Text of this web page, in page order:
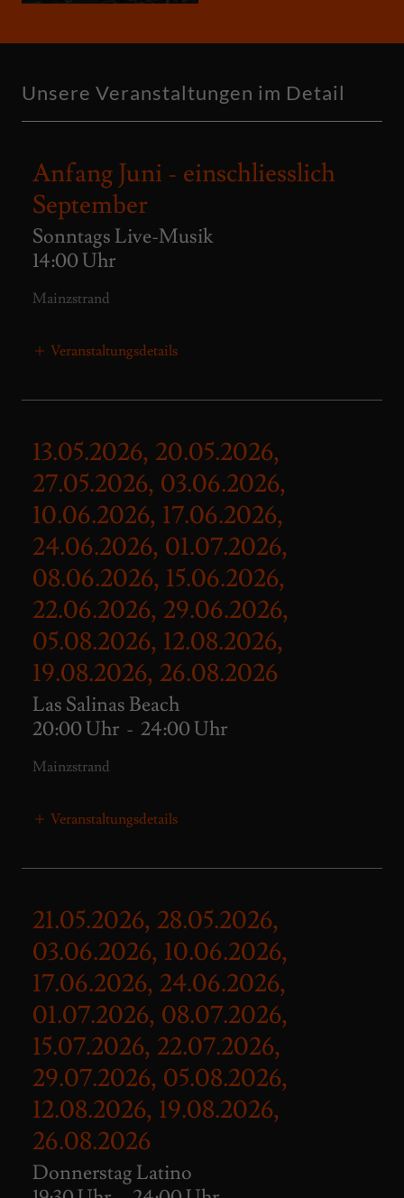
Unsere Veranstaltungen im Detail
Anfang Juni - einschliesslich
September
Sonntags Live-Musik
14:00 Uhr
Mainzstrand
Veranstaltungsdetails
13.05.2026, 20.05.2026,
27.05.2026, 03.06.2026,
10.06.2026, 17.06.2026,
24.06.2026, 01.07.2026,
08.06.2026, 15.06.2026,
22.06.2026, 29.06.2026,
05.08.2026, 12.08.2026,
19.08.2026, 26.08.2026
Las Salinas Beach
20:00 Uhr - 24:00 Uhr
Mainzstrand
Veranstaltungsdetails
21.05.2026, 28.05.2026,
03.06.2026, 10.06.2026,
17.06.2026, 24.06.2026,
01.07.2026, 08.07.2026,
15.07.2026, 22.07.2026,
29.07.2026, 05.08.2026,
12.08.2026, 19.08.2026,
26.08.2026
Donnerstag Latino